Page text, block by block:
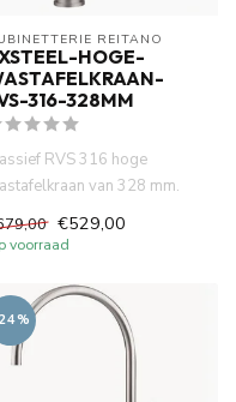
REITANO
HOGE-
316-328MM
RVS 316 hoge
van 328 mm.
voor opzetwastafels.
c...
€529,00
voorraad